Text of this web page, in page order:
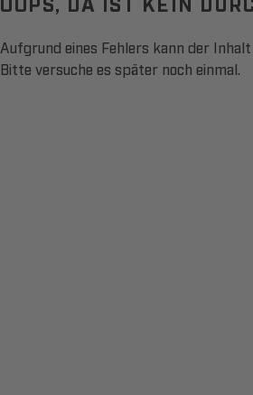
Aufgrund eines Fehlers kann der
Bitte versuche es später noch einmal.